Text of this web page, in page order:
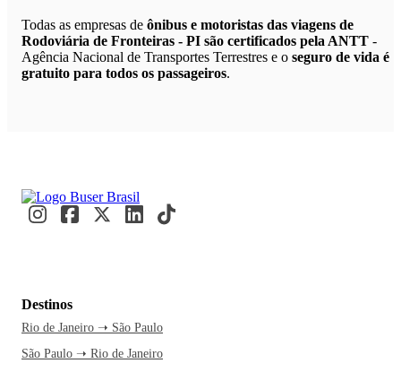
Todas as empresas de ônibus e motoristas das viagens de
Rodoviária de Fronteiras - PI são certificados pela ANTT -
Agência Nacional de Transportes Terrestres e o seguro de vida é
gratuito para todos os passageiros.
Destinos
Rio de Janeiro ➝ São Paulo
São Paulo ➝ Rio de Janeiro